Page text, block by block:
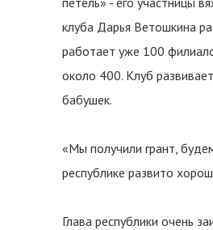
клуба Дарья Ветошкина
работает уже 100
около 400. Клуб
бабушек.
«Мы получили грант,
республике развито
Глава республики очень